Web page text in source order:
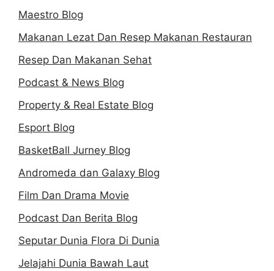
Maestro Blog
Makanan Lezat Dan Resep Makanan Restauran
Resep Dan Makanan Sehat
Podcast & News Blog
Property & Real Estate Blog
Esport Blog
BasketBall Jurney Blog
Andromeda dan Galaxy Blog
Film Dan Drama Movie
Podcast Dan Berita Blog
Seputar Dunia Flora Di Dunia
Jelajahi Dunia Bawah Laut